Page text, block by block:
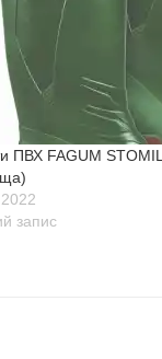
ПВХ FAGUM
запис